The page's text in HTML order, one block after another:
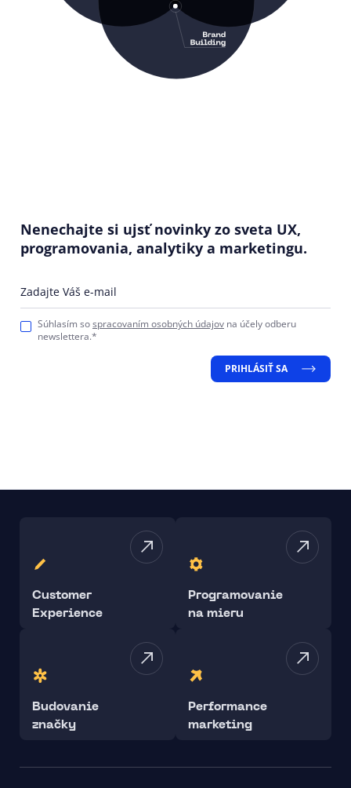
Nenechajte si ujsť novinky zo sveta UX,
programovania, analytiky a marketingu.
Zadajte Váš e-mail
Súhlasím sospracovaním osobných údajov na účely odberu
newslettera.*
PRIHLÁSIŤ SA
Customer
Experience
Programovanie
na mieru
Budovanie
značky
Performance
marketing